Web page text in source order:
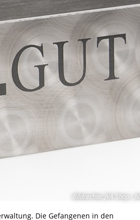
Bildrechte: JVA Shop -
Die Gefangenen in den